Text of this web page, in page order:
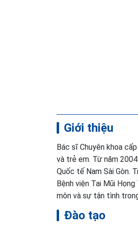
Giới thiệu
Bác sĩ Chuyên khoa
và trẻ em. Từ năm
Quốc tế Nam Sài Gòn.
Bệnh viện Tai Mũi
môn và sự tận tình
Đào tạo